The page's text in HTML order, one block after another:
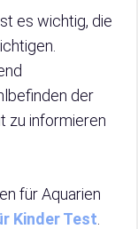
es wichtig, die
der
zu informieren
für Aquarien
Kinder Test